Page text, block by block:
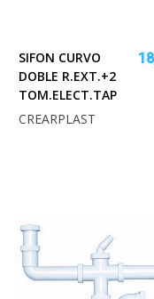
SIFON CURVO
DOBLE R.EXT.+2
TOM.ELECT.TAP
CREARPLAST